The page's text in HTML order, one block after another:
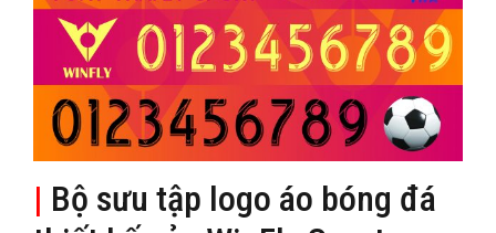
| Bộ sưu tập logo áo bóng đá